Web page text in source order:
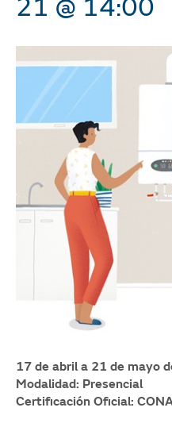
21 @ 14:00
17 de abril a 21 de mayo
Modalidad: Presencial
Certificación Oficial: